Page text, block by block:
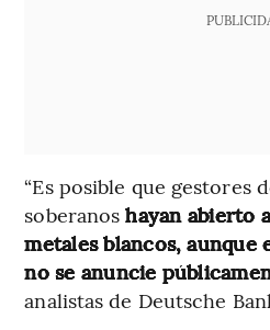
“Es posible que gestores
soberanoshayan abierto
metales blancos, aunque
no se anuncie
analistas de Deutsche